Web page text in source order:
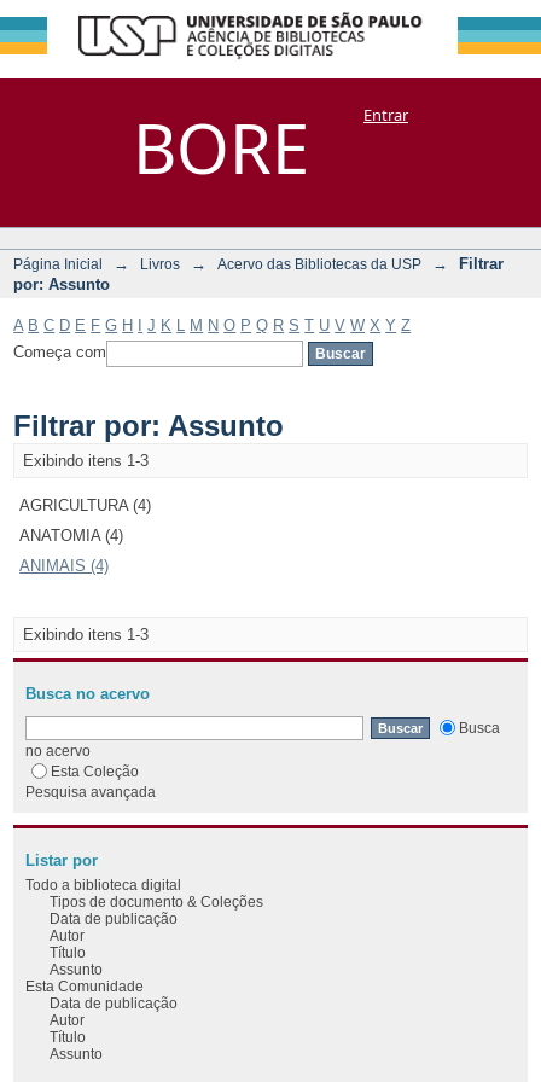
BORE
Filtrar por:
Assunto
DSpace/Manakin + CoriscoEntrar
Página Inicial → Livros → Acervo das Bibliotecas da USP →
Filtrar
por: Assunto
A B C D E F G H J K M N O P Q R S T U V W X Y Z
Começa com
Filtrar por: Assunto
Exibindo itens 1-3
AGRICULTURA (4)
ANATOMIA (4)
ANIMAIS (4)
Exibindo itens 1-3
Busca no acervo
Busca
no acervo
Esta Coleção
Pesquisa avançada
Listar por
Todo a biblioteca digital
Tipos de documento & Coleções
Data de publicação
Autor
Título
Assunto
Esta Comunidade
Data de publicação
Autor
Título
Assunto